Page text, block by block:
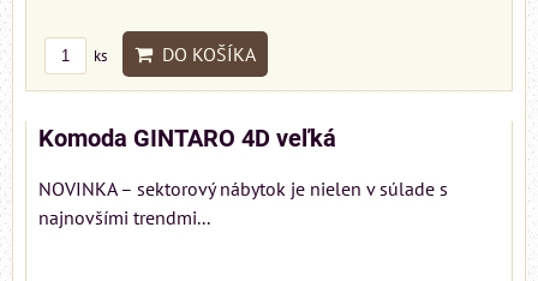
ks DO KOŠÍKA
Komoda GINTARO 4D veľká
NOVINKA – sektorový nábytok je nielen v súlade s
najnovšími trendmi...